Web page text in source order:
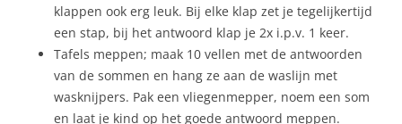
klappen ook erg leuk. Bij elke klap zet je tegelijkertijd
een stap, bij het antwoord klap je 2x i.p.v. 1 keer.
Tafels meppen; maak 10 vellen met de antwoorden
van de sommen en hang ze aan de waslijn met
wasknijpers. Pak een vliegenmepper, noem een som
en laat je kind op het goede antwoord meppen.